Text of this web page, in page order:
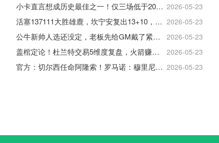
小卡直言想成历史最佳之一！仅三场低于20+入巅峰保底最佳三阵 2026-05-23
活塞137111大胜雄鹿，坎宁安复出13+10，杜伦21分9板 2026-05-23
公牛新帅人选还没定，老板先给GM戴了紧箍咒 2026-05-23
盖棺定论！杜兰特交易5维度复盘，火箭赚大了，太阳只赢在未来 2026-05-23
官方：切尔西任命阿隆索！罗马诺：穆里尼奥对重返皇马感到激动！ 2026-05-23